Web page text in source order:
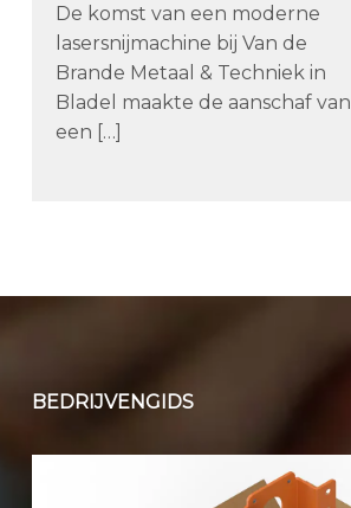
De komst van een moderne
lasersnijmachine bij Van de
Brande Metaal & Techniek in
Bladel maakte de aanschaf van
een […]
BEDRIJVENGIDS